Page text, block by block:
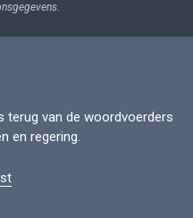
terug van de woordvoerders
en regering.